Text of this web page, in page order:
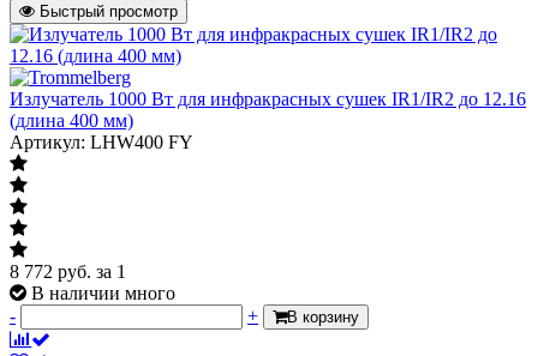
Быстрый просмотр
Излучатель 1000 Вт для инфракрасных сушек IR1/IR2 до 12.16
(длина 400 мм)
Артикул: LHW400 FY
8 772 руб. за 1
В наличии много
-
+ В корзину